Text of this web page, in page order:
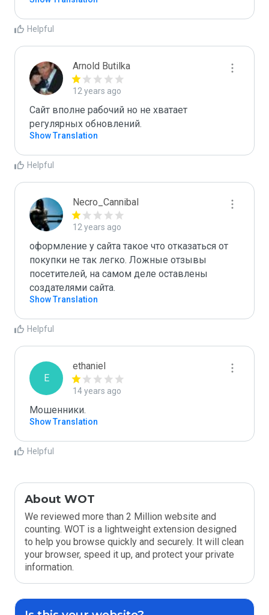
Helpful
Arnold Butilka
12 years ago
Сайт вполне рабочий но не хватает
регулярных обновлений.
Show Translation
Helpful
Necro_Cannibal
12 years ago
оформление у сайта такое что отказаться от
покупки не так легко. Ложные отзывы
посетителей, на самом деле оставлены
создателями сайта.
Show Translation
Helpful
E
ethaniel
14 years ago
Мошенники.
Show Translation
Helpful
About WOT
We reviewed more than 2 Million website and
counting. WOT is a lightweight extension designed
to help you browse quickly and securely. It will clean
your browser, speed it up, and protect your private
information.